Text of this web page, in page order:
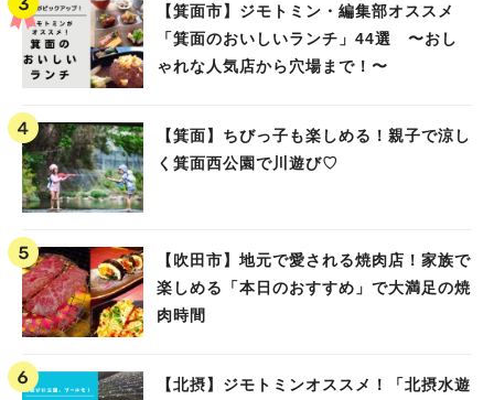
【箕面市】ジモトミン・編集部オススメ
「箕面のおいしいランチ」44選 〜おし
ゃれな人気店から穴場まで！〜
【箕面】ちびっ子も楽しめる！親子で涼し
く箕面西公園で川遊び♡
【吹田市】地元で愛される焼肉店！家族で
楽しめる「本日のおすすめ」で大満足の焼
肉時間
【北摂】ジモトミンオススメ！「北摂水遊